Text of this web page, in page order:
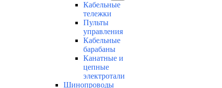
Кабельные
тележки
Пульты
управления
Кабельные
барабаны
Канатные и
цепные
электротали
Шинопроводы